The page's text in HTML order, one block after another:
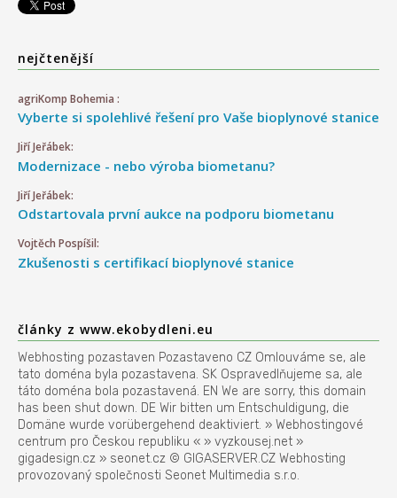
nejčtenější
agriKomp Bohemia :
Vyberte si spolehlivé řešení pro Vaše bioplynové stanice
Jiří Jeřábek:
Modernizace - nebo výroba biometanu?
Jiří Jeřábek:
Odstartovala první aukce na podporu biometanu
Vojtěch Pospíšil:
Zkušenosti s certifikací bioplynové stanice
články z www.ekobydleni.eu
Webhosting pozastaven Pozastaveno CZ Omlouváme se, ale
tato doména byla pozastavena. SK Ospravedlňujeme sa, ale
táto doména bola pozastavená. EN We are sorry, this domain
has been shut down. DE Wir bitten um Entschuldigung, die
Domäne wurde vorübergehend deaktiviert. » Webhostingové
centrum pro Českou republiku « » vyzkousej.net »
gigadesign.cz » seonet.cz © GIGASERVER.CZ Webhosting
provozovaný společnosti Seonet Multimedia s.r.o.